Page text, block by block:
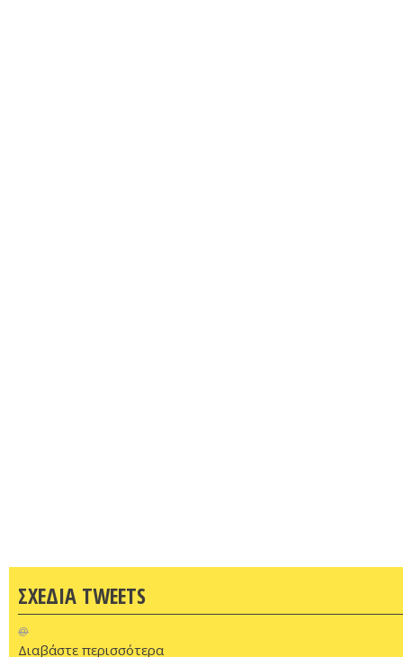
ΣΧΕΔΙΑ TWEETS
@
Διαβάστε περισσότερα